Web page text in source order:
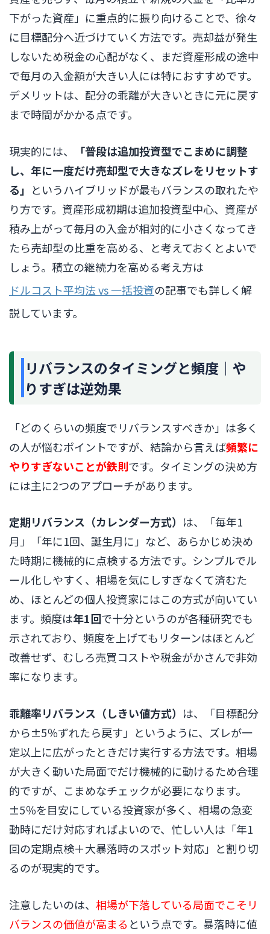
下がった資産」に重点的に振り向けることで、徐々
に目標配分へ近づけていく方法です。売却益が発生
しないため税金の心配がなく、まだ資産形成の途中
で毎月の入金額が大きい人には特におすすめです。
デメリットは、配分の乖離が大きいときに元に戻す
まで時間がかかる点です。
現実的には、
「普段は追加投資型でこまめに調整
し、年に一度だけ売却型で大きなズレをリセットす
る」 というハイブリッドが最もバランスの取れたや
り方です。資産形成初期は追加投資型中心、資産が
積み上がって毎月の入金が相対的に小さくなってき
たら売却型の比重を高める、と考えておくとよいで
しょう。積立の継続力を高める考え方は
ドルコスト平均法 vs 一括投資の記事でも詳しく解
説しています。
リバランスのタイミングと頻度｜や
りすぎは逆効果
「どのくらいの頻度でリバランスすべきか」は多く
の人が悩むポイントですが、結論から言えば頻繁に
やりすぎないことが鉄則です。タイミングの決め方
には主に2つのアプローチがあります。
定期リバランス（カレンダー方式） は、「毎年1
月」「年に1回、誕生月に」など、あらかじめ決め
た時期に機械的に点検する方法です。シンプルでル
ール化しやすく、相場を気にしすぎなくて済むた
め、ほとんどの個人投資家にはこの方式が向いてい
ます。頻度は年1回で十分というのが各種研究でも
示されており、頻度を上げてもリターンはほとんど
改善せず、むしろ売買コストや税金がかさんで非効
率になります。
乖離率リバランス（しきい値方式） は、「目標配分
から±5％ずれたら戻す」というように、ズレが一
定以上に広がったときだけ実行する方法です。相場
が大きく動いた局面でだけ機械的に動けるため合理
的ですが、こまめなチェックが必要になります。
±5％を目安にしている投資家が多く、相場の急変
動時にだけ対応すればよいので、忙しい人は「年1
回の定期点検＋大暴落時のスポット対応」と割り切
るのが現実的です。
注意したいのは、 相場が下落している局面でこそリ
バランスの価値が高まる という点です。暴落時に値